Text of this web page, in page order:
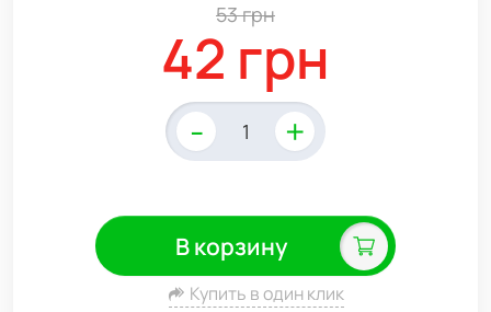
53 грн
42 грн
- +
В корзину
Купить в один клик